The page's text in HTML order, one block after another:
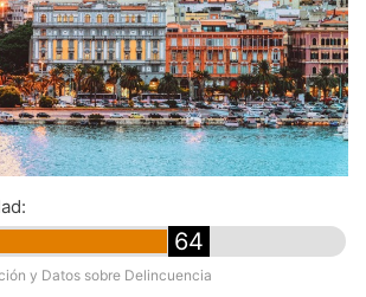
64
y Datos sobre Delincuencia